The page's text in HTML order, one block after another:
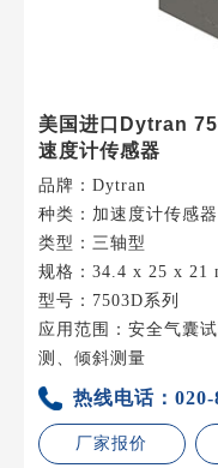
美国进口Dytran
速度计传感器
品牌：Dytran
种类：加速度计传感器
类型：三轴型
规格：34.4 x 25 x 21
型号：7503D系列
应用范围：安全气囊
测、倾斜测量
热线电话：020-
厂家报价